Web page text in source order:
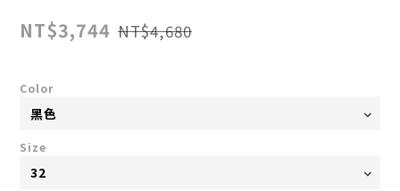
NT$3,744 NT$4,680
Color
Size